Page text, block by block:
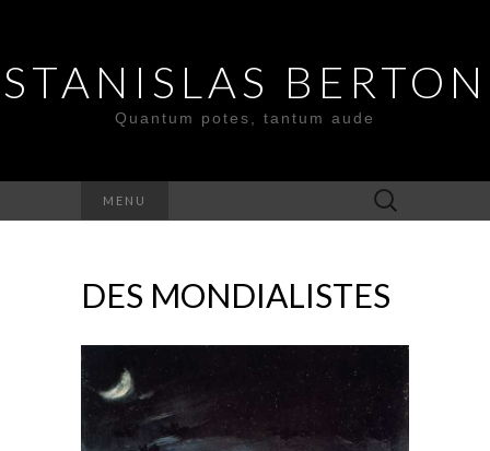
STANISLAS BERTON
Quantum potes, tantum aude
MENU
Search
for:
DES MONDIALISTES